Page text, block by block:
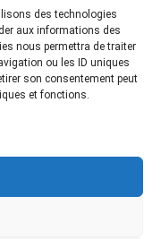
des technologies
aux informations des
nous permettra de traiter
ou les ID uniques
son consentement peut
et fonctions.